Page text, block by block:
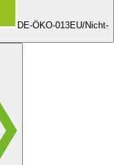
DE-ÖKO-013EU/Nicht-